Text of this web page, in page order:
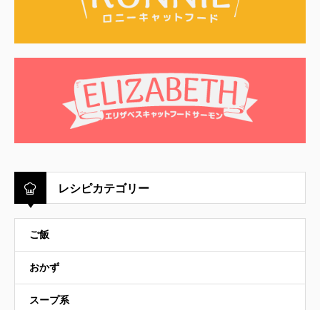
レシピカテゴリー
ご飯
おかず
スープ系